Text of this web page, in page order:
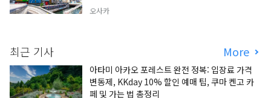
오사카
최근 기사 More
아타미 아카오 포레스트 완전 정복: 입장료 가격
변동제, KKday 10% 할인 예매 팁, 쿠마 켄고 카
페 및 가는 법 총정리